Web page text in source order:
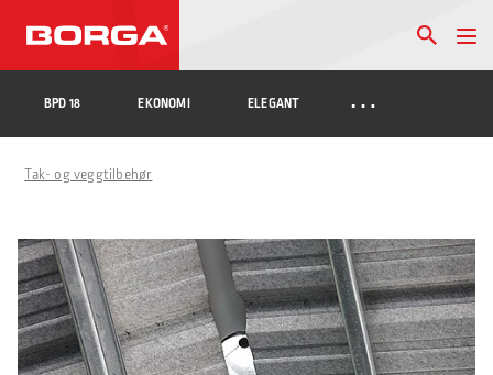
BPD 18 EKONOMI ELEGANT …
Tak- og veggtilbehør